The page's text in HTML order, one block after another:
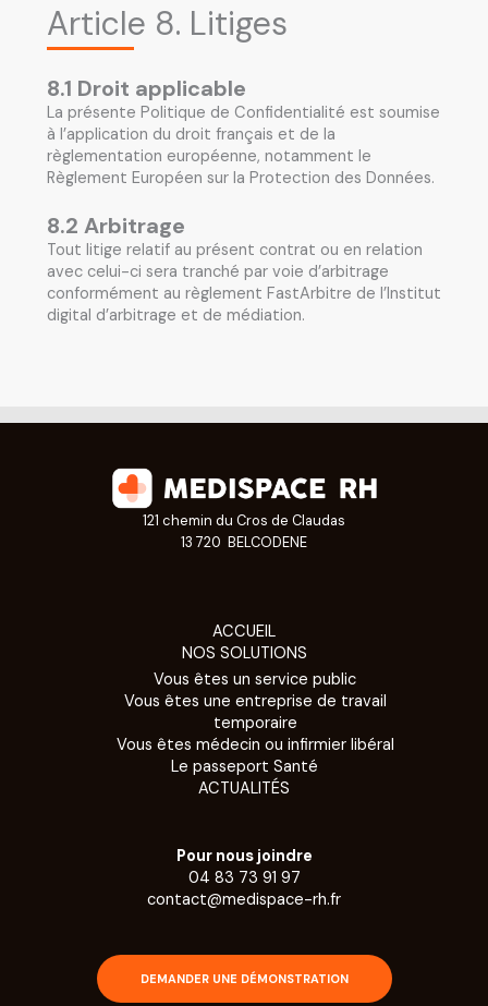
Article 8. Litiges
8.1 Droit applicable
La présente Politique de Confidentialité est soumise
à l’application du droit français et de la
règlementation européenne, notamment le
Règlement Européen sur la Protection des Données.
8.2 Arbitrage
Tout litige relatif au présent contrat ou en relation
avec celui-ci sera tranché par voie d’arbitrage
conformément au règlement FastArbitre de l’Institut
digital d’arbitrage et de médiation.
121 chemin du Cros de Claudas
13 720 BELCODENE
ACCUEIL
NOS SOLUTIONS
Vous êtes un service public
Vous êtes une entreprise de travail
temporaire
Vous êtes médecin ou infirmier libéral
Le passeport Santé
ACTUALITÉS
Pour nous joindre
04 83 73 91 97
contact@medispace-rh.fr
DEMANDER UNE DÉMONSTRATION